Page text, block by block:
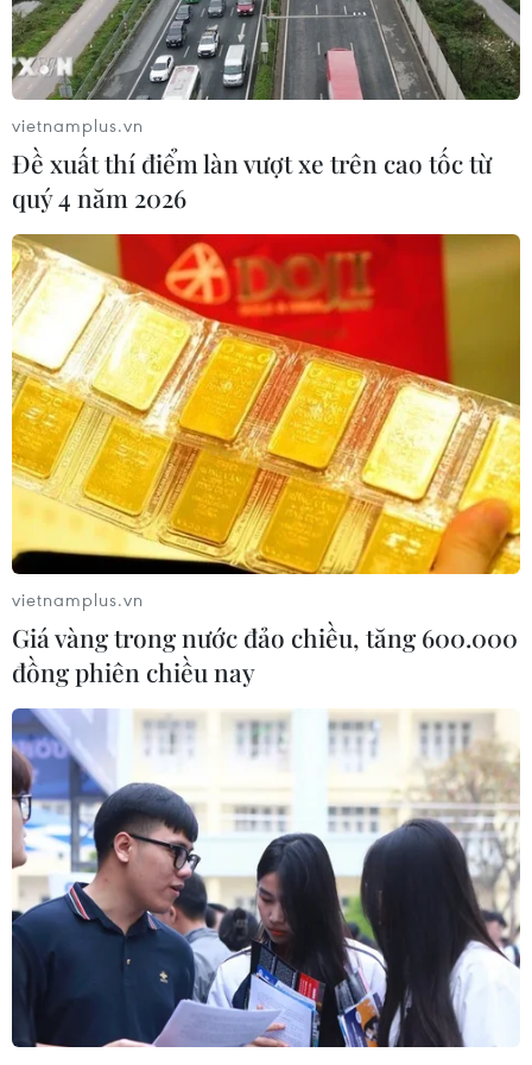
IMF: Hạn chế về nguồn cung của châu Âu
có thể kéo dài đến 2023
17/02/2022 13:18
Giới chức IMF đánh giá mặc dù nhiều dự báo cho rằng
các quy định hạn chế phòng dịch COVID-19 sẽ được nới
lỏng trong năm nay, tuy nhiên sự lây lan của biến thể
Omicron đã mang tới "sự bất ổn mới."
Credit Suisse hạ dự báo tăng trưởng nền
kinh tế châu Âu
09/03/2022 23:58
vietnamplus.vn
Đề xuất thí điểm làn vượt xe trên cao tốc từ
quý 4 năm 2026
vietnamplus.vn
Giá vàng trong nước đảo chiều, tăng 600.000
đồng phiên chiều nay